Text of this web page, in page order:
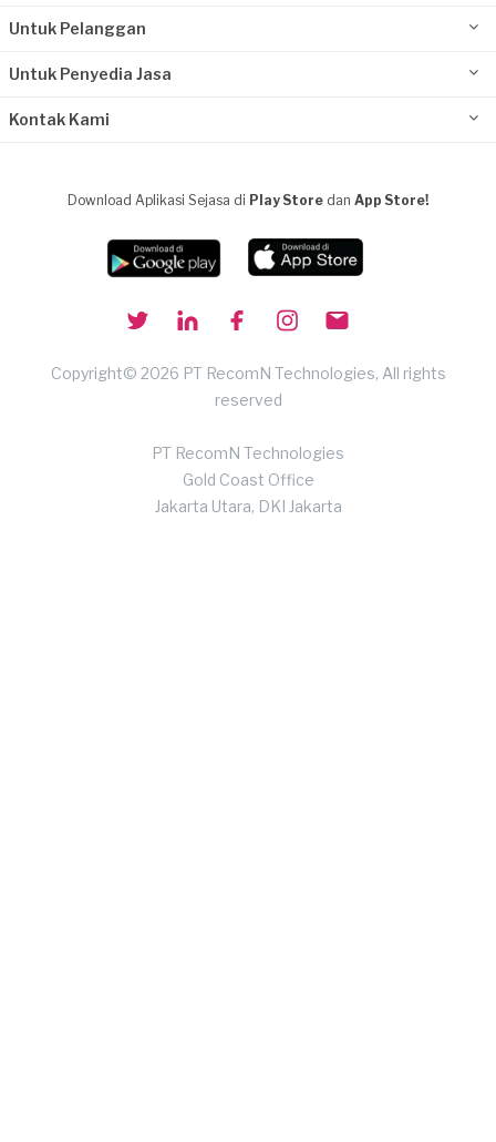
Untuk Pelanggan
Untuk Penyedia Jasa
Kontak Kami
Download Aplikasi Sejasa di Play Store dan App Store!
Copyright© 2026 PT RecomN Technologies, All rights
reserved
PT RecomN Technologies
Gold Coast Office
Jakarta Utara, DKI Jakarta